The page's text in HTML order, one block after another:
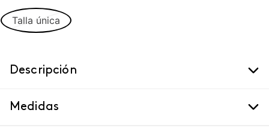
Talla única
Descripción
Medidas